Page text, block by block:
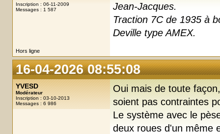
Inscription : 06-11-2009
Messages : 1 587
Jean-Jacques.
Traction 7C de 1935 à
Deville type AMEX.
Hors ligne
16-04-2026 08:55:08
YVESD
Modérateur
Inscription : 03-10-2013
Messages : 6 986
Oui mais de toute
soient pas contraintes
Le système avec le
deux roues d'un même